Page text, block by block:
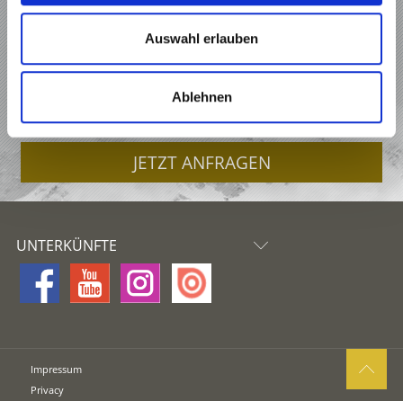
Auswahl erlauben
Ablehnen
URLAUB IN KASTELBELL-TSCHARS
ANGEBOTE
JETZT ANFRAGEN
UNTERKÜNFTE
Impressum
Privacy